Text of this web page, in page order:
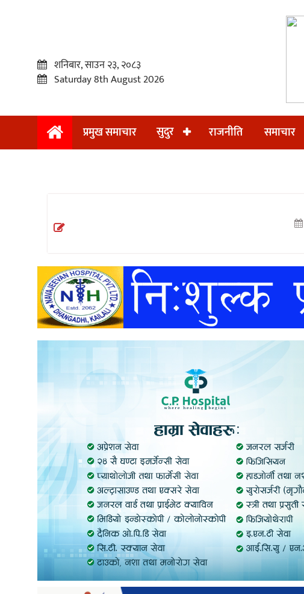
प्रमुख
अन्तराष्ट्रिय
अन्तर्वार्ता
खेलकुद
शनिबार, साउन २३, २०८३
Saturday 8th August 2026
प्रमुख समाचार सुदुर राजनीति समाचार